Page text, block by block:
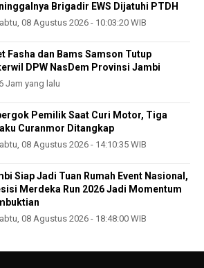
Brigadir EWS Dijatuhi PTDH
08 Agustus 2026 - 10:03:20 WIB
Fasha dan Bams Samson Tutup
DPW NasDem Provinsi Jambi
Jam yang lalu
Pemilik Saat Curi Motor, Tiga
Curanmor Ditangkap
08 Agustus 2026 - 14:10:35 WIB
Siap Jadi Tuan Rumah Event Nasional,
Merdeka Run 2026 Jadi Momentum
08 Agustus 2026 - 18:48:00 WIB